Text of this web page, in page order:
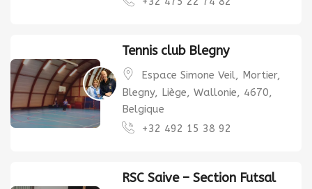
Tennis club Blegny
Espace Simone Veil, Mortier,
Blegny, Liège, Wallonie, 4670,
Belgique
+32 492 15 38 92
RSC Saive – Section Futsal